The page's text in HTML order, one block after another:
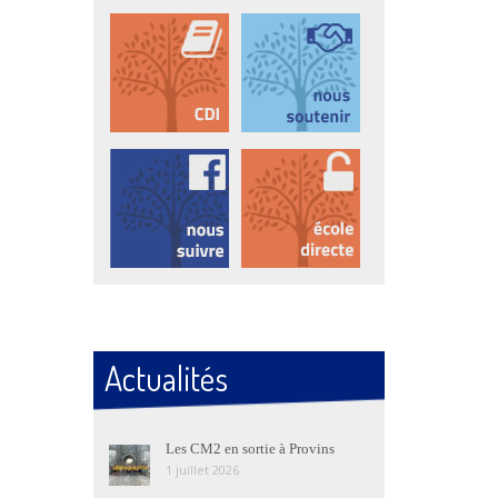
Actualités
Les CM2 en sortie à Provins
1 juillet 2026